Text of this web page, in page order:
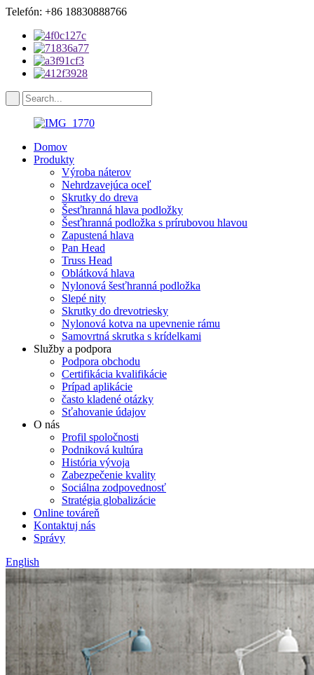
Telefón: +86 18830888766
Domov
Produkty
Výroba náterov
Nehrdzavejúca oceľ
Skrutky do dreva
Šesťhranná hlava podložky
Šesťhranná podložka s prírubovou hlavou
Zapustená hlava
Pan Head
Truss Head
Oblátková hlava
Nylonová šesťhranná podložka
Slepé nity
Skrutky do drevotriesky
Nylonová kotva na upevnenie rámu
Samovrtná skrutka s krídelkami
Služby a podpora
Podpora obchodu
Certifikácia kvalifikácie
Prípad aplikácie
často kladené otázky
Sťahovanie údajov
O nás
Profil spoločnosti
Podniková kultúra
História vývoja
Zabezpečenie kvality
Sociálna zodpovednosť
Stratégia globalizácie
Online továreň
Kontaktuj nás
Správy
English